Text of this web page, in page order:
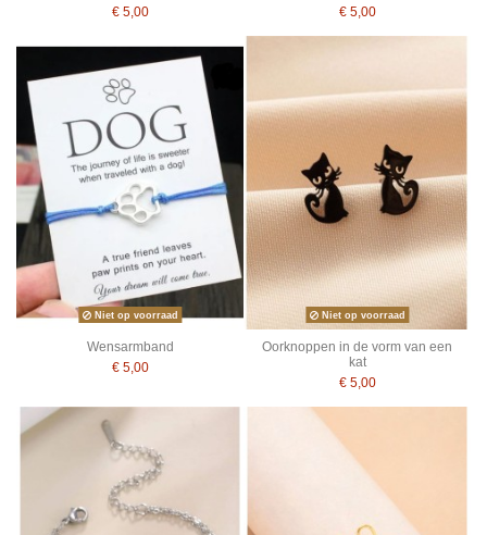
€ 5,00
€ 5,00
Niet op voorraad
Wensarmband
€ 5,00
Niet op voorraad
Oorknoppen in de vorm van een
kat
€ 5,00